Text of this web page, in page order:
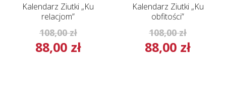
Kalendarz Ziutki „Ku
relacjom”
108,00zł
88,00 zł
Kalendarz Ziutki „Ku
obfitości”
108,00zł
88,00 zł